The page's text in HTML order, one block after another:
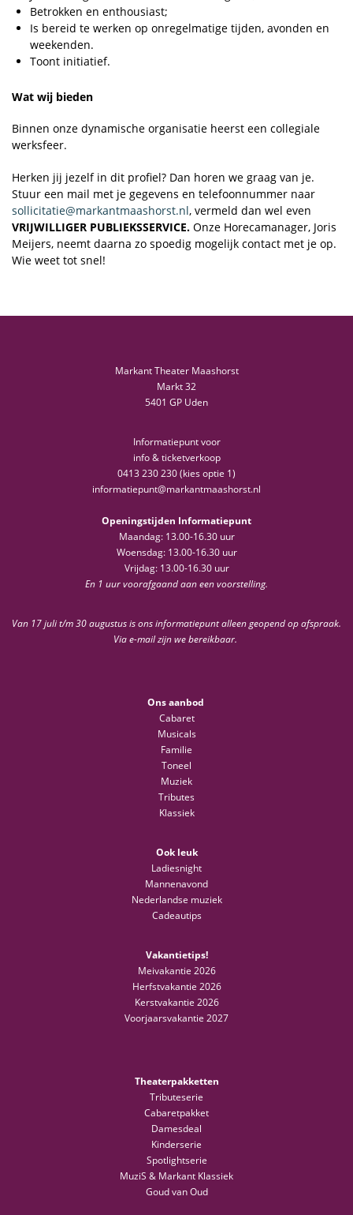
Betrokken en enthousiast;
Is bereid te werken op onregelmatige tijden, avonden en
weekenden.
Toont initiatief.
Wat wij bieden
Binnen onze dynamische organisatie heerst een collegiale
werksfeer.
Herken jij jezelf in dit profiel? Dan horen we graag van je.
Stuur een mail met je gegevens en telefoonnummer naar
sollicitatie@markantmaashorst.nl, vermeld dan wel even
VRIJWILLIGER PUBLIEKSSERVICE. Onze Horecamanager, Joris
Meijers, neemt daarna zo spoedig mogelijk contact met je op.
Wie weet tot snel!
Markant Theater Maashorst
Markt 32
5401 GP Uden
Informatiepunt voor
info & ticketverkoop
0413 230 230 (kies optie 1)
informatiepunt@markantmaashorst.nl
Openingstijden Informatiepunt
Maandag: 13.00-16.30 uur
Woensdag: 13.00-16.30 uur
Vrijdag: 13.00-16.30 uur
En 1 uur voorafgaand aan een voorstelling.
Van 17 juli t/m 30 augustus is ons informatiepunt alleen geopend op afspraak.
Via e-mail zijn we bereikbaar.
Ons aanbod
Cabaret
Musicals
Familie
Toneel
Muziek
Tributes
Klassiek
Ook leuk
Ladiesnight
Mannenavond
Nederlandse muziek
Cadeautips
Vakantietips!
Meivakantie 2026
Herfstvakantie 2026
Kerstvakantie 2026
Voorjaarsvakantie 2027
Theaterpakketten
Tributeserie
Cabaretpakket
Damesdeal
Kinderserie
Spotlightserie
MuziS & Markant Klassiek
Goud van Oud